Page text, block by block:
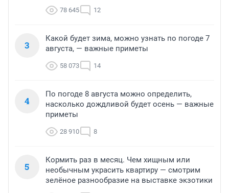
78 645 12
3
Какой будет зима, можно узнать по погоде 7
августа, — важные приметы
58 073 14
4
По погоде 8 августа можно определить,
насколько дождливой будет осень — важные
приметы
28 910 8
5
Кормить раз в месяц. Чем хищным или
необычным украсить квартиру — смотрим
зелёное разнообразие на выставке экзотики